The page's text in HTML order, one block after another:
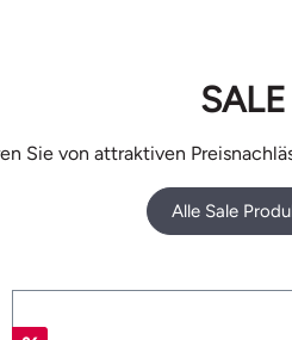
SALE
Sie von attraktiven
Alle Sale